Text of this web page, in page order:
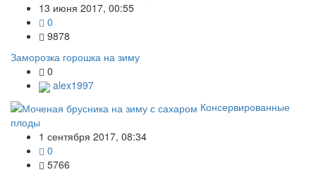
13 июня 2017, 00:55
0
9878
Заморозка горошка на зиму
0
alex1997
Консервированные
плоды
1 сентября 2017, 08:34
0
5766